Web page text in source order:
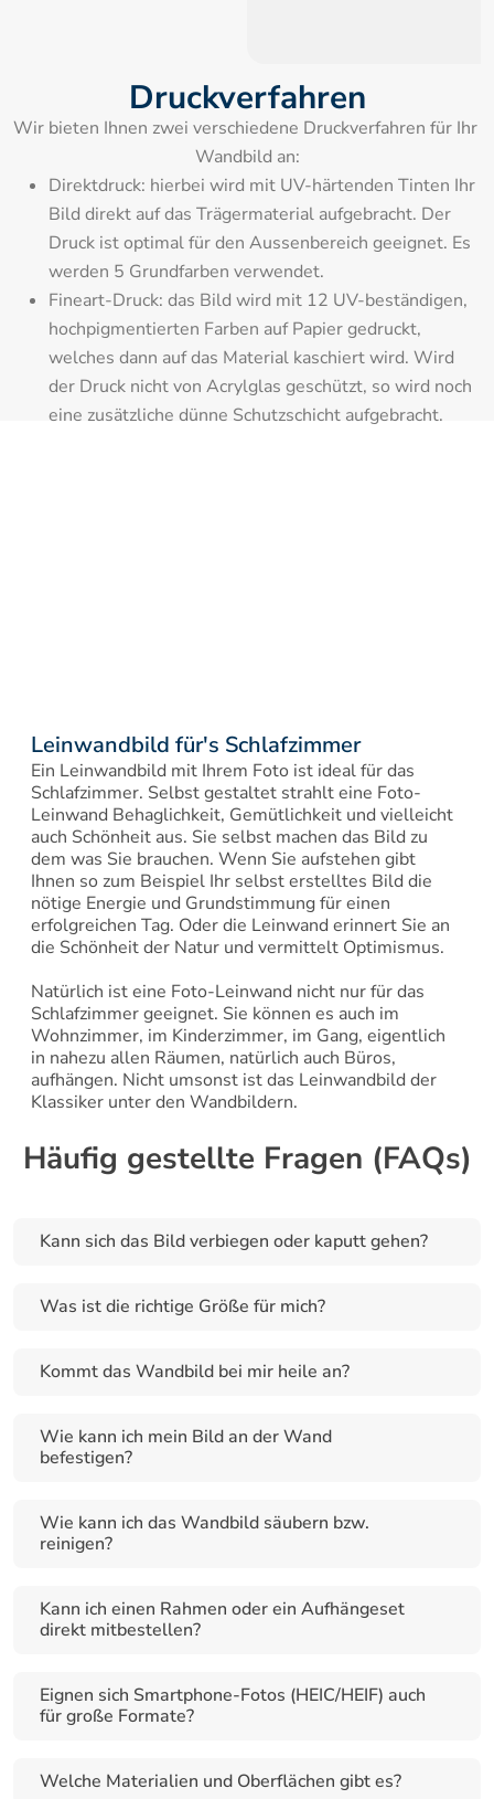
Druckverfahren
Wir bieten Ihnen zwei verschiedene Druckverfahren für Ihr
Wandbild an:
Direktdruck: hierbei wird mit UV-härtenden Tinten Ihr
Bild direkt auf das Trägermaterial aufgebracht. Der
Druck ist optimal für den Aussenbereich geeignet. Es
werden 5 Grundfarben verwendet.
Fineart-Druck: das Bild wird mit 12 UV-beständigen,
hochpigmentierten Farben auf Papier gedruckt,
welches dann auf das Material kaschiert wird. Wird
der Druck nicht von Acrylglas geschützt, so wird noch
eine zusätzliche dünne Schutzschicht aufgebracht.
Leinwandbild für's Schlafzimmer
Ein Leinwandbild mit Ihrem Foto ist ideal für das
Schlafzimmer. Selbst gestaltet strahlt eine Foto-
Leinwand Behaglichkeit, Gemütlichkeit und vielleicht
auch Schönheit aus. Sie selbst machen das Bild zu
dem was Sie brauchen. Wenn Sie aufstehen gibt
Ihnen so zum Beispiel Ihr selbst erstelltes Bild die
nötige Energie und Grundstimmung für einen
erfolgreichen Tag. Oder die Leinwand erinnert Sie an
die Schönheit der Natur und vermittelt Optimismus.
Natürlich ist eine Foto-Leinwand nicht nur für das
Schlafzimmer geeignet. Sie können es auch im
Wohnzimmer, im Kinderzimmer, im Gang, eigentlich
in nahezu allen Räumen, natürlich auch Büros,
aufhängen. Nicht umsonst ist das Leinwandbild der
Klassiker unter den Wandbildern.
Häufig gestellte Fragen (FAQs)
Kann sich das Bild verbiegen oder kaputt gehen?
Was ist die richtige Größe für mich?
Kommt das Wandbild bei mir heile an?
Wie kann ich mein Bild an der Wand
befestigen?
Wie kann ich das Wandbild säubern bzw.
reinigen?
Kann ich einen Rahmen oder ein Aufhängeset
direkt mitbestellen?
Eignen sich Smartphone-Fotos (HEIC/HEIF) auch
für große Formate?
Welche Materialien und Oberflächen gibt es?